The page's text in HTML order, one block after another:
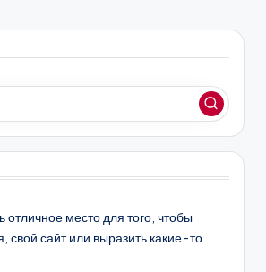
отличное место для того, чтобы
свой сайт или выразить какие-то